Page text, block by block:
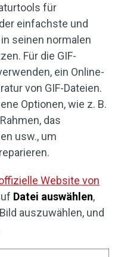
für
einfachste und
seinen normalen
Für die GIF-
ein Online-
von GIF-Dateien.
Optionen, wie z. B.
das
usw., um
Website von
Datei auswählen,
auszuwählen, und